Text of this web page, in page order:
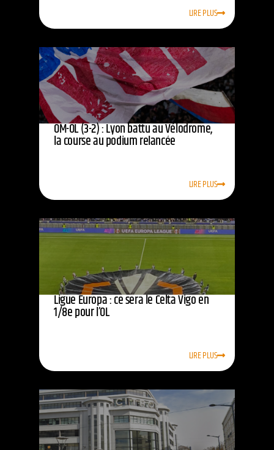
LIRE PLUS
OM-OL (3-2) : Lyon battu au Vélodrome,
la course au podium relancée
LIRE PLUS
Ligue Europa : ce sera le Celta Vigo en
1/8e pour l’OL
LIRE PLUS